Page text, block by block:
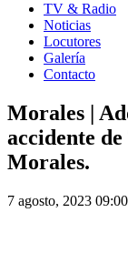
TV & Radio
Noticias
Locutores
Galería
Contacto
Morales |
accidente
Morales.
7 agosto, 2023 09:00